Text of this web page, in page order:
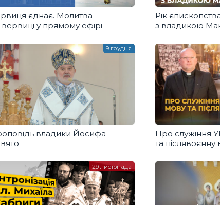
єднає. Молитва
вервиці у прямому ефірі
Рік
з владикою
владики Йосифа
9 грудня
Про служіння
та
29 листопада